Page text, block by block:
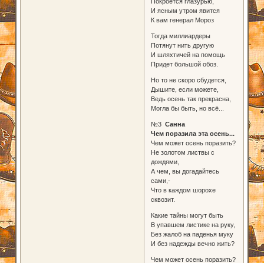
И ясным утром явится
К вам генерал Мороз
Тогда миллиардеры
Потянут нить другую
И шляхтичей на помощь
Придет большой обоз.
Но то не скоро сбудется,
Дышите, если можете,
Ведь осень так прекрасна,
Могла бы быть, но всё...
№3 Санна
Чем поразила эта осень...
Чем может осень поразить?
Не золотом листвы с
дождями,
А чем, вы догадайтесь
сами,-
Что в каждом шорохе
сквозит.
Какие тайны могут быть
В упавшем листике на руку,
Без жалоб на паденья муку
И без надежды вечно жить?
Чем может осень поразить?